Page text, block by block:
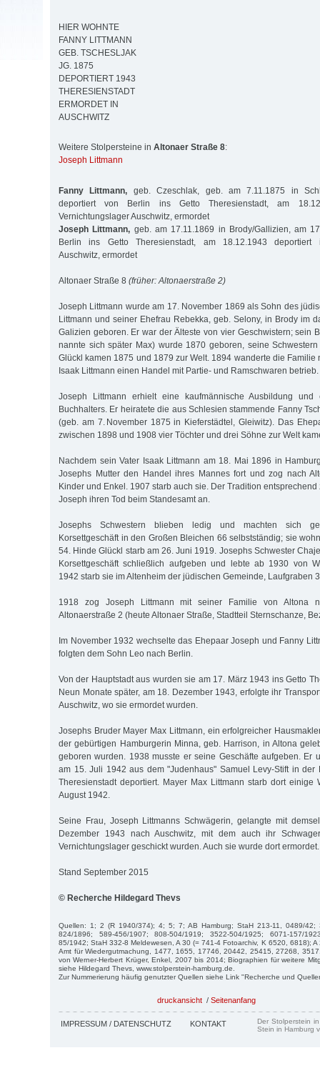
HIER WOHNTE
FANNY LITTMANN
GEB. TSCHESLJAK
JG. 1875
DEPORTIERT 1943
THERESIENSTADT
ERMORDET IN
AUSCHWITZ
Weitere Stolpersteine in Altonaer Straße 8:
Joseph Littmann
Fanny Littmann, geb. Czeschlak, geb. am 7.11.1875 in
deportiert von Berlin ins Getto Theresienstadt, am
Vernichtungslager Auschwitz, ermordet
Joseph Littmann, geb. am 17.11.1869 in Brody/Gallizien, am
Berlin ins Getto Theresienstadt, am 18.12.1943 deportiert
Auschwitz, ermordet
Altonaer Straße 8 (früher: Altonaerstraße 2)
Joseph Littmann wurde am 17. November 1869 als Sohn des
Littmann und seiner Ehefrau Rebekka, geb. Selony, in Brody im
Galizien geboren. Er war der Älteste von vier Geschwistern; sein
nannte sich später Max) wurde 1870 geboren, seine
Glückl kamen 1875 und 1879 zur Welt. 1894 wanderte die Familie
Isaak Littmann einen Handel mit Partie- und Ramschwaren betrieb.
Joseph Littmann erhielt eine kaufmännische Ausbildung
Buchhalters. Er heiratete die aus Schlesien stammende Fanny
(geb. am 7. November 1875 in Kieferstädtel, Gleiwitz). Das
zwischen 1898 und 1908 vier Töchter und drei Söhne zur Welt
Nachdem sein Vater Isaak Littmann am 18. Mai 1896 in
Josephs Mutter den Handel ihres Mannes fort und zog nach
Kinder und Enkel. 1907 starb auch sie. Der Tradition
Joseph ihren Tod beim Standesamt an.
Josephs Schwestern blieben ledig und machten sich
Korsettgeschäft in den Großen Bleichen 66 selbstständig; sie
54. Hinde Glückl starb am 26. Juni 1919. Josephs Schwester
Korsettgeschäft schließlich aufgeben und lebte ab 1930 von
1942 starb sie im Altenheim der jüdischen Gemeinde, Laufgraben
1918 zog Joseph Littmann mit seiner Familie von Altona
Altonaerstraße 2 (heute Altonaer Straße, Stadtteil Sternschanze,
Im November 1932 wechselte das Ehepaar Joseph und Fanny
folgten dem Sohn Leo nach Berlin.
Von der Hauptstadt aus wurden sie am 17. März 1943 ins Getto
Neun Monate später, am 18. Dezember 1943, erfolgte ihr
Auschwitz, wo sie ermordet wurden.
Josephs Bruder Mayer Max Littmann, ein erfolgreicher
der gebürtigen Hamburgerin Minna, geb. Harrison, in Altona
geboren wurden. 1938 musste er seine Geschäfte aufgeben. Er
am 15. Juli 1942 aus dem "Judenhaus" Samuel Levy-Stift in der
Theresienstadt deportiert. Mayer Max Littmann starb dort einige
August 1942.
Seine Frau, Joseph Littmanns Schwägerin, gelangte mit
Dezember 1943 nach Auschwitz, mit dem auch ihr
Vernichtungslager geschickt wurden. Auch sie wurde dort ermordet.
Stand September 2015
© Recherche Hildegard Thevs
Quellen: 1; 2 (R 1940/374); 4; 5; 7; AB Hamburg; StaH 213-11, 0489/42;
824/1896; 589-456/1907; 808-504/1919; 3522-504/1925; 6071-157/
85/1942; StaH 332-8 Meldewesen, A 30 (= 741-4 Fotoarchiv, K 6520, 6818);
Amt für Wiedergutmachung, 1477, 1655, 17746, 20442, 25415, 27268,
von Werner-Herbert Krüger, Enkel, 2007 bis 2014; Biographien für weitere
siehe Hildegard Thevs, www.stolperstein-hamburg.de.
Zur Nummerierung häufig genutzter Quellen siehe Link "Recherche und
druckansicht / Seitenanfang
IMPRESSUM / DATENSCHUTZ KONTAKT
Der Stolperstein
Stein in Hamburg